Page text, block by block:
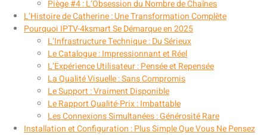
Piège #4 : L’Obsession du Nombre de Chaînes
L’Histoire de Catherine : Une Transformation Complète
Pourquoi IPTV-4ksmart Se Démarque en 2025
L’Infrastructure Technique : Du Sérieux
Le Catalogue : Impressionnant et Réel
L’Expérience Utilisateur : Pensée et Repensée
La Qualité Visuelle : Sans Compromis
Le Support : Vraiment Disponible
Le Rapport Qualité-Prix : Imbattable
Les Connexions Simultanées : Générosité Rare
Installation et Configuration : Plus Simple Que Vous Ne Pensez